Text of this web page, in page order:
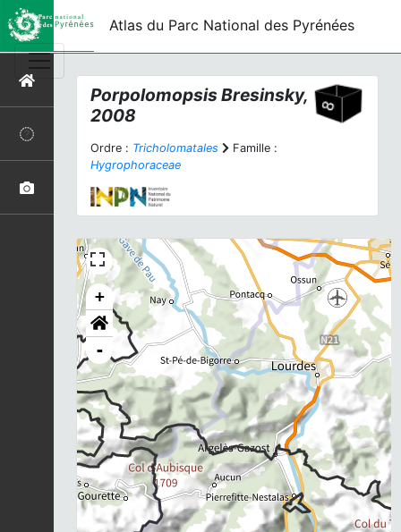
Atlas du Parc National des Pyrénées
Porpolomopsis Bresinsky,
2008
Ordre : Tricholomatales
Famille :
Hygrophoraceae
+
-